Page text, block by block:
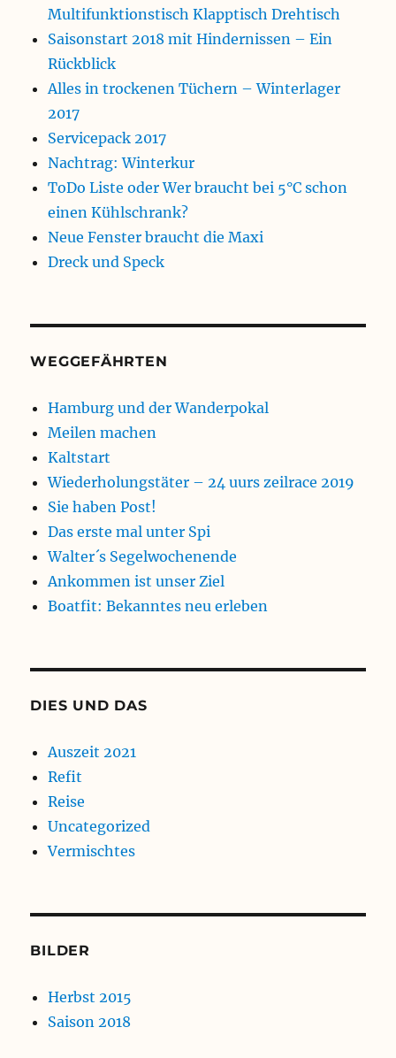
Multifunktionstisch Klapptisch Drehtisch
Saisonstart 2018 mit Hindernissen – Ein
Rückblick
Alles in trockenen Tüchern – Winterlager
2017
Servicepack 2017
Nachtrag: Winterkur
ToDo Liste oder Wer braucht bei 5°C schon
einen Kühlschrank?
Neue Fenster braucht die Maxi
Dreck und Speck
WEGGEFÄHRTEN
Hamburg und der Wanderpokal
Meilen machen
Kaltstart
Wiederholungstäter – 24 uurs zeilrace 2019
Sie haben Post!
Das erste mal unter Spi
Walter´s Segelwochenende
Ankommen ist unser Ziel
Boatfit: Bekanntes neu erleben
DIES UND DAS
Auszeit 2021
Refit
Reise
Uncategorized
Vermischtes
BILDER
Herbst 2015
Saison 2018